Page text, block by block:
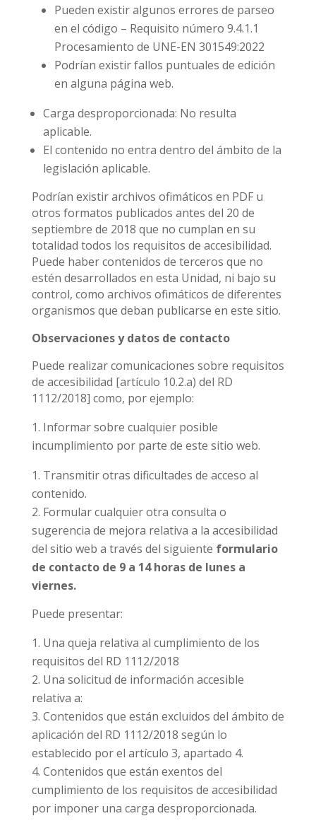
Pueden existir algunos errores de parseo
en el código – Requisito número 9.4.1.1
Procesamiento de UNE-EN 301549:2022
Podrían existir fallos puntuales de edición
en alguna página web.
Carga desproporcionada: No resulta
aplicable.
El contenido no entra dentro del ámbito de la
legislación aplicable.
Podrían existir archivos ofimáticos en PDF u
otros formatos publicados antes del 20 de
septiembre de 2018 que no cumplan en su
totalidad todos los requisitos de accesibilidad.
Puede haber contenidos de terceros que no
estén desarrollados en esta Unidad, ni bajo su
control, como archivos ofimáticos de diferentes
organismos que deban publicarse en este sitio.
Observaciones y datos de contacto
Puede realizar comunicaciones sobre requisitos
de accesibilidad [artículo 10.2.a) del RD
1112/2018] como, por ejemplo:
Informar sobre cualquier posible
incumplimiento por parte de este sitio web.
Transmitir otras dificultades de acceso al
contenido.
Formular cualquier otra consulta o
sugerencia de mejora relativa a la accesibilidad
del sitio web a través del siguiente formulario
de contacto de 9 a 14 horas de lunes a
viernes.
Puede presentar:
Una queja relativa al cumplimiento de los
requisitos del RD 1112/2018
Una solicitud de información accesible
relativa a:
Contenidos que están excluidos del ámbito de
aplicación del RD 1112/2018 según lo
establecido por el artículo 3, apartado 4.
Contenidos que están exentos del
cumplimiento de los requisitos de accesibilidad
por imponer una carga desproporcionada.